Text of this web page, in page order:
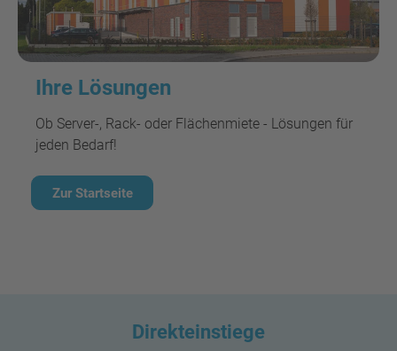
Ihre Lösungen
Ob Server-, Rack- oder Flächenmiete - Lösungen für
jeden Bedarf!
Zur Startseite
Direkteinstiege